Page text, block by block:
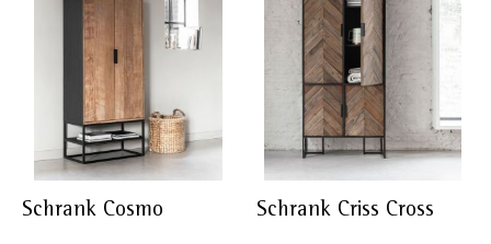
Schrank Cosmo Schrank Criss Cross